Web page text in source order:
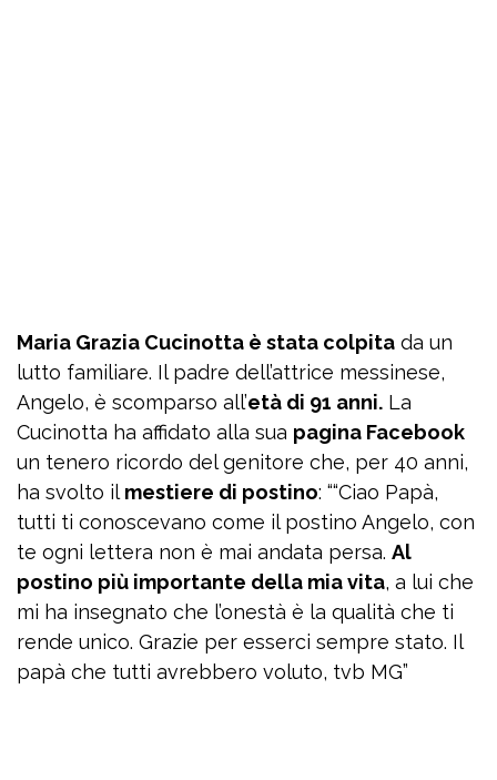
Maria Grazia Cucinotta è stata colpita da un
lutto familiare. Il padre dell’attrice messinese,
Angelo, è scomparso all’età di 91 anni. La
Cucinotta ha affidato alla sua pagina Facebook
un tenero ricordo del genitore che, per 40 anni,
ha svolto ilmestiere di postino: ““Ciao Papà,
tutti ti conoscevano come il postino Angelo, con
te ogni lettera non è mai andata persa. Al
postino più importante della mia vita, a lui che
mi ha insegnato che l’onestà è la qualità che ti
rende unico. Grazie per esserci sempre stato. Il
papà che tutti avrebbero voluto, tvb MG”